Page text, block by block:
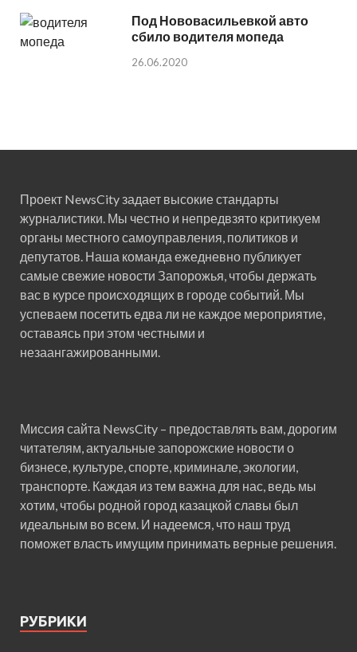
Под Нововасильевкой авто
сбило водителя мопеда
26.06.2020
Проект NewsCity задает высокие стандарты
журналистики. Мы честно и непредвзято критикуем
органы местного самоуправления, политиков и
депутатов. Наша команда ежедневно публикует
самые свежие новости Запорожья, чтобы держать
вас в курсе происходящих в городе событий. Мы
успеваем посетить едва ли не каждое мероприятие,
оставаясь при этом честными и
незаангажированными.
Миссия сайта NewsCity – предоставлять вам, дорогим
читателям, актуальные запорожские новости о
бизнесе, культуре, спорте, криминале, экологии,
транспорте. Каждая из тем важна для нас, ведь мы
хотим, чтобы родной город казацкой славы был
идеальным во всем. И надеемся, что наш труд
поможет власть имущим принимать верные решения.
РУБРИКИ